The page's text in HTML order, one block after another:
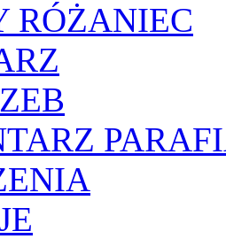
RÓŻANIEC